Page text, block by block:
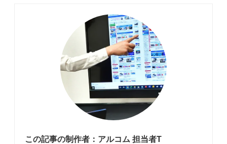
この記事の制作者：アルコム 担当者T